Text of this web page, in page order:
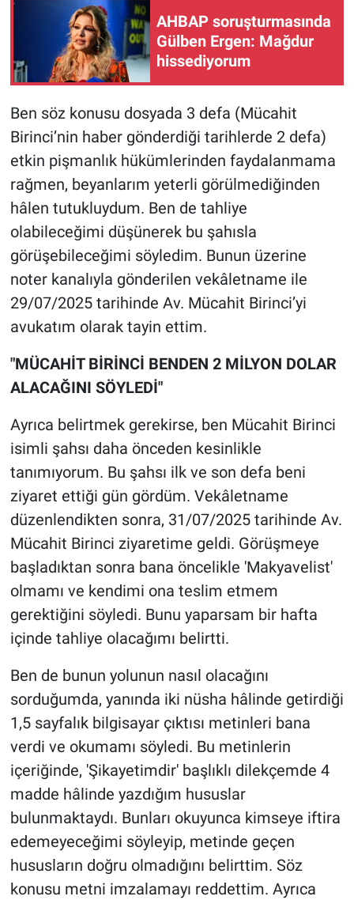
AHBAP soruşturmasında
Gülben Ergen: Mağdur
hissediyorum
Ben söz konusu dosyada 3 defa (Mücahit
Birinci’nin haber gönderdiği tarihlerde 2 defa)
etkin pişmanlık hükümlerinden faydalanmama
rağmen, beyanlarım yeterli görülmediğinden
hâlen tutukluydum. Ben de tahliye
olabileceğimi düşünerek bu şahısla
görüşebileceğimi söyledim. Bunun üzerine
noter kanalıyla gönderilen vekâletname ile
29/07/2025 tarihinde Av. Mücahit Birinci’yi
avukatım olarak tayin ettim.
"MÜCAHİT BİRİNCİ BENDEN 2 MİLYON DOLAR
ALACAĞINI SÖYLEDİ"
Ayrıca belirtmek gerekirse, ben Mücahit Birinci
isimli şahsı daha önceden kesinlikle
tanımıyorum. Bu şahsı ilk ve son defa beni
ziyaret ettiği gün gördüm. Vekâletname
düzenlendikten sonra, 31/07/2025 tarihinde Av.
Mücahit Birinci ziyaretime geldi. Görüşmeye
başladıktan sonra bana öncelikle 'Makyavelist'
olmamı ve kendimi ona teslim etmem
gerektiğini söyledi. Bunu yaparsam bir hafta
içinde tahliye olacağımı belirtti.
Ben de bunun yolunun nasıl olacağını
sorduğumda, yanında iki nüsha hâlinde getirdiği
1,5 sayfalık bilgisayar çıktısı metinleri bana
verdi ve okumamı söyledi. Bu metinlerin
içeriğinde, 'Şikayetimdir' başlıklı dilekçemde 4
madde hâlinde yazdığım hususlar
bulunmaktaydı. Bunları okuyunca kimseye iftira
edemeyeceğimi söyleyip, metinde geçen
hususların doğru olmadığını belirttim. Söz
konusu metni imzalamayı reddettim. Ayrıca